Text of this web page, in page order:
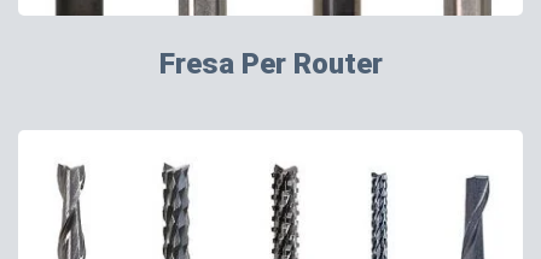
Fresa Per Router